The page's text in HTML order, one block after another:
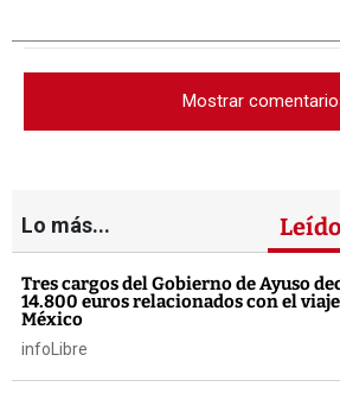
Mostrar
Lo más... Leído
Tres cargos del Gobierno de Ayuso
14.800 euros relacionados con el
México
infoLibre